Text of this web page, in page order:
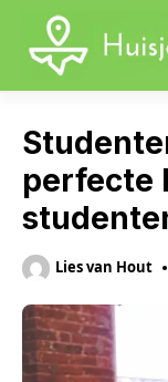
content
perfecte
Lies van Hout